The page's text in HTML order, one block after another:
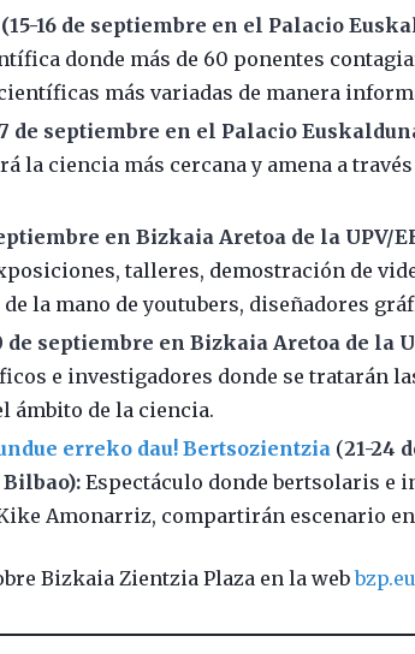
(15-16 de septiembre en el Palacio
donde más de 60 ponentes
más variadas de manera
de septiembre en el Palacio
la ciencia más cercana y amena a
en Bizkaia Aretoa de la UPV/
talleres, demostración de
de la mano de youtubers, diseñadores
de septiembre en Bizkaia Aretoa de la
e investigadores donde se tratarán
ámbito de la ciencia.
erreko dau! Bertsozientzia (21-24
Espectáculo donde bertsolaris e
Amonarriz, compartirán escenario
Bizkaia Zientzia Plaza en la web